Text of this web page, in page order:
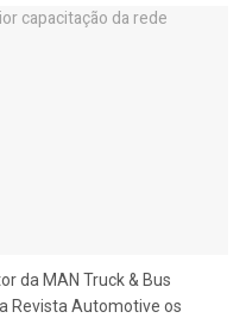
da MAN Truck & Bus
Revista Automotive os